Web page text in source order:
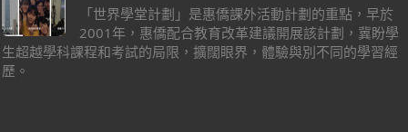
「世界學堂計劃」是惠僑課外活動計劃的重點，早於
2001年，惠僑配合教育改革建議開展該計劃，冀盼學
生超越學科課程和考試的局限，擴闊眼界，體驗與別不同的學習經
歷。